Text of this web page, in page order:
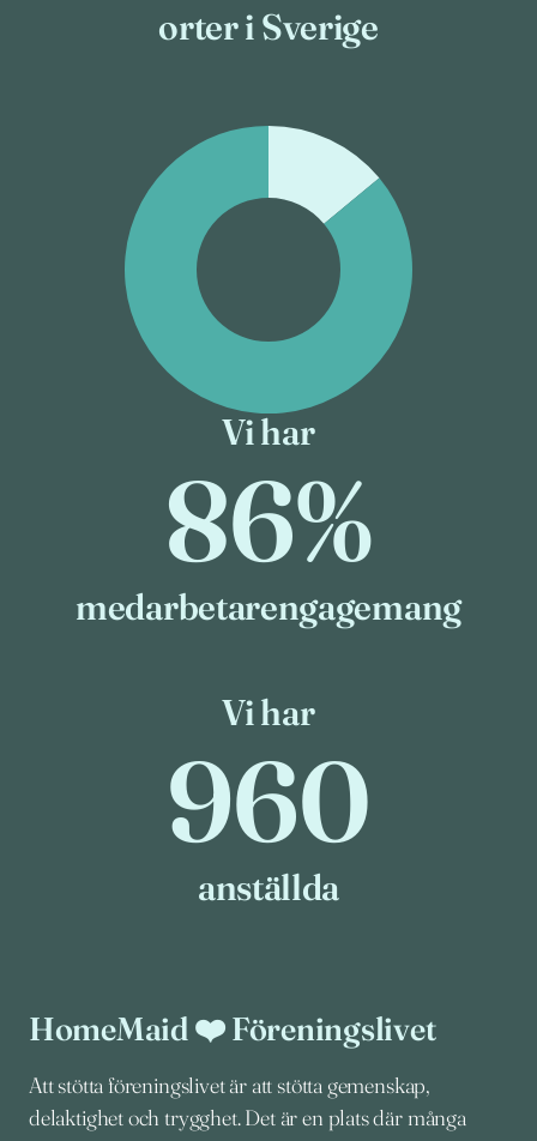
orter i Sverige
Vi har
86%
medarbetarengagemang
Vi har
960
960
anställda
HomeMaid ❤️ Föreningslivet
Att stötta föreningslivet är att stötta gemenskap,
delaktighet och trygghet. Det är en plats där många